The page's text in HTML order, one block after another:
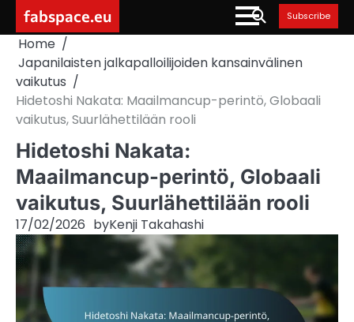
content
fabspace.eu Subscribe
Home
Japanilaisten jalkapalloilijoiden kansainvälinen
vaikutus
Hidetoshi Nakata: Maailmancup-perintö, Globaali
vaikutus, Suurlähettilään rooli
Hidetoshi Nakata:
Maailmancup-perintö, Globaali
vaikutus, Suurlähettilään rooli
17/02/2026 byKenji Takahashi